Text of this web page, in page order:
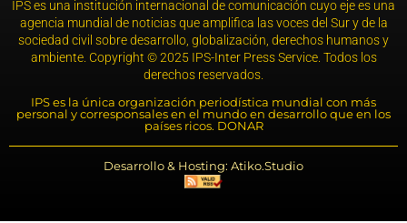
IPS es una institución internacional de comunicación cuyo eje es una
agencia mundial de noticias que amplifica las voces del Sur y de la
sociedad civil sobre desarrollo, globalización, derechos humanos y
ambiente. Copyright © 2025 IPS-Inter Press Service. Todos los
derechos reservados.
IPS es la única organización periodística mundial con más
personal y corresponsales en el mundo en desarrollo que en los
países ricos. DONAR
Desarrollo & Hosting: Atiko.Studio